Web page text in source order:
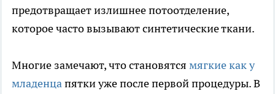
предотвращает излишнее потоотделение,
которое часто вызывают синтетические ткани.
Многие замечают, что становятся мягкие как у
младенцапятки уже после первой процедуры. В